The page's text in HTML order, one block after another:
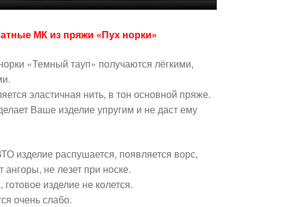
МК из пряжи «Пух норки»
«Темный тауп» получаются лёгкими,
эластичная нить, в тон основной пряже.
Ваше изделие упругим и не даст ему
изделие распушается, появляется ворс,
ангоры, не лезет при носке.
изделие не колется.
очень слабо.